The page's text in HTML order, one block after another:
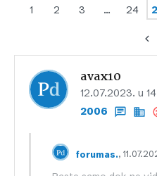
1 2 3 … 24
avax10
12.07.2023. u
2006
forumas.,